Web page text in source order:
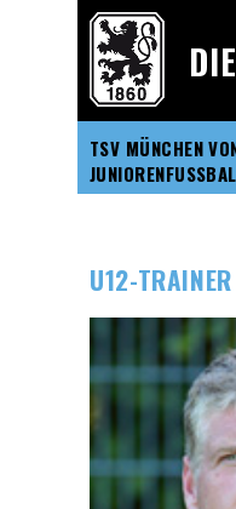
TSV MÜNCHEN
U12-